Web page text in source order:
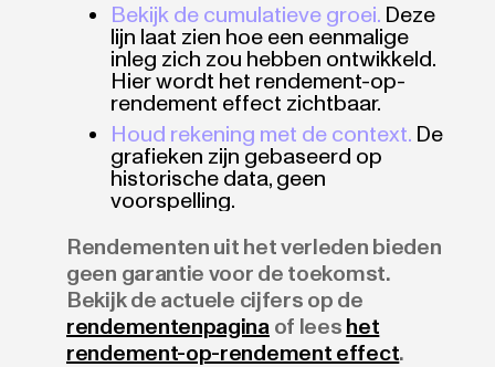
Bekijk de cumulatieve groei. Deze
lijn laat zien hoe een eenmalige
inleg zich zou hebben ontwikkeld.
Hier wordt het rendement-op-
rendement effect zichtbaar.
Houd rekening met de context. De
grafieken zijn gebaseerd op
historische data, geen
voorspelling.
Rendementen uit het verleden bieden
geen garantie voor de toekomst.
Bekijk de actuele cijfers op de
rendementenpaginaof lees het
rendement-op-rendement effect.